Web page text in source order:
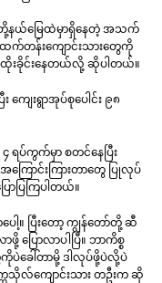
နယ်မြေထဲမှာရှိနေတဲ့ အသက်
က်တန်းကျောင်းသားတွေကို
းခိုင်းနေတယ်လို့ ဆိုပါတယ်။
ကျေးရွာအုပ်စုပေါင်း ၉၈
ရပ်ကွက်မှာ စတင်နေပြီး
ောင်းကြားတာတွေ ပြုလုပ်
ပြကြပါတယ်။
။ ပြီးတော့ ကျွန်တော်တို့ ဆီ
ြောလာပါပြီ။ ဘာကိစ္စ
ပဲခေါ်တာမို့ ဒါလုပ်ဖို့ပဲလို့ပဲ
ကသိုလ်ကျောင်းသား တဦးက ဆို